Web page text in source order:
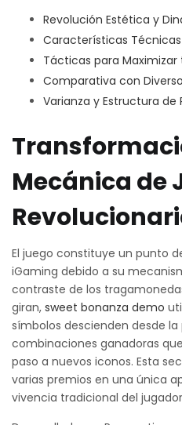
Revolución Estética y
Características
Tácticas para Maximizar
Comparativa con
Varianza y Estructura
Mecánica de
El juego constituye un punto
iGaming debido a su
contraste de los
giran, sweet bonanza demo
símbolos descienden desde
combinaciones ganadoras
paso a nuevos iconos. Esta
varias premios en una única
vivencia tradicional del